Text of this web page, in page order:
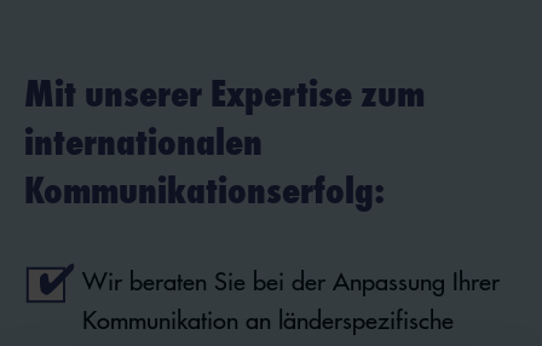
Mit unserer Expertise zum
internationalen
Kommunikationserfolg:
Wir beraten Sie bei der Anpassung Ihrer
Kommunikation an länderspezifische